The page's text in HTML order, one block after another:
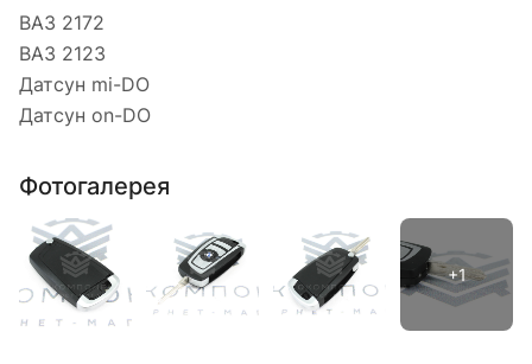
ВАЗ 2172
ВАЗ 2123
Датсун mi-DO
Датсун on-DO
Фотогалерея